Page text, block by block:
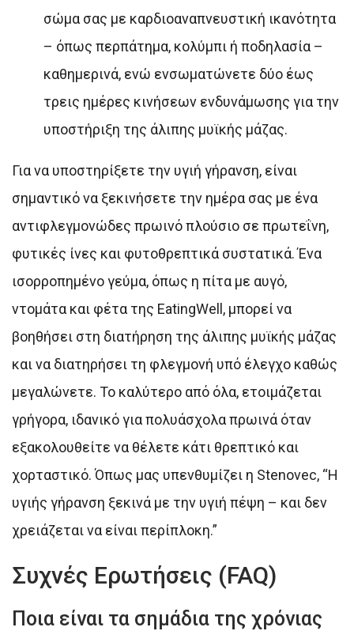
σώμα σας με καρδιοαναπνευστική ικανότητα
– όπως περπάτημα, κολύμπι ή ποδηλασία –
καθημερινά, ενώ ενσωματώνετε δύο έως
τρεις ημέρες κινήσεων ενδυνάμωσης για την
υποστήριξη της άλιπης μυϊκής μάζας.
Για να υποστηρίξετε την υγιή γήρανση, είναι
σημαντικό να ξεκινήσετε την ημέρα σας με ένα
αντιφλεγμονώδες πρωινό πλούσιο σε πρωτεΐνη,
φυτικές ίνες και φυτοθρεπτικά συστατικά. Ένα
ισορροπημένο γεύμα, όπως η πίτα με αυγό,
ντομάτα και φέτα της EatingWell, μπορεί να
βοηθήσει στη διατήρηση της άλιπης μυϊκής μάζας
και να διατηρήσει τη φλεγμονή υπό έλεγχο καθώς
μεγαλώνετε. Το καλύτερο από όλα, ετοιμάζεται
γρήγορα, ιδανικό για πολυάσχολα πρωινά όταν
εξακολουθείτε να θέλετε κάτι θρεπτικό και
χορταστικό. Όπως μας υπενθυμίζει η Stenovec, “Η
υγιής γήρανση ξεκινά με την υγιή πέψη – και δεν
χρειάζεται να είναι περίπλοκη.”
Συχνές Ερωτήσεις (FAQ)
Ποια είναι τα σημάδια της χρόνιας